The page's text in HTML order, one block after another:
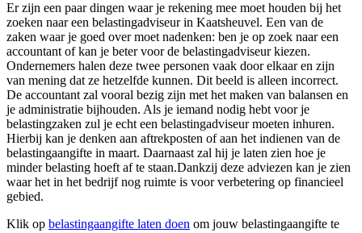
Er zijn een paar dingen waar je rekening mee moet houden bij het
zoeken naar een belastingadviseur in Kaatsheuvel. Een van de
zaken waar je goed over moet nadenken: ben je op zoek naar een
accountant of kan je beter voor de belastingadviseur kiezen.
Ondernemers halen deze twee personen vaak door elkaar en zijn
van mening dat ze hetzelfde kunnen. Dit beeld is alleen incorrect.
De accountant zal vooral bezig zijn met het maken van balansen en
je administratie bijhouden. Als je iemand nodig hebt voor je
belastingzaken zul je echt een belastingadviseur moeten inhuren.
Hierbij kan je denken aan aftrekposten of aan het indienen van de
belastingaangifte in maart. Daarnaast zal hij je laten zien hoe je
minder belasting hoeft af te staan.Dankzij deze adviezen kan je zien
waar het in het bedrijf nog ruimte is voor verbetering op financieel
gebied.
Klik op belastingaangifte laten doen om jouw belastingaangifte te